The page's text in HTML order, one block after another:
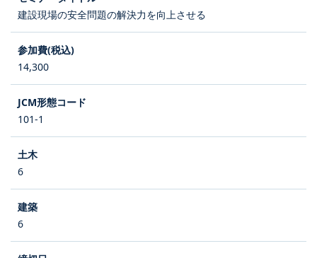
建設現場の安全問題の解決力を向上させる
14,300
101-1
6
6